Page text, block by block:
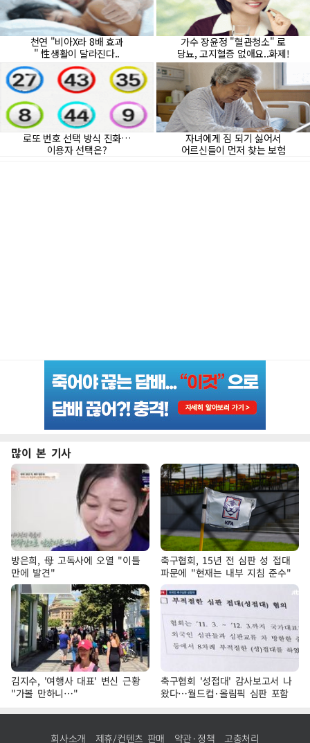
많이 본 기사
방은희, 母 고독사에 오열 "이틀
만에 발견"
축구협회, 15년 전 심판 성 접대
파문에 "현재는 내부 지침 준수"
김지수, '여행사 대표' 변신 근황
"가볼 만하니…"
축구협회 '성접대' 감사보고서 나
왔다…월드컵·올림픽 심판 포함
회사소개 제휴/컨텐츠 판매 약관·정책 고충처리